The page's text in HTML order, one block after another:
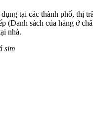
tại các thành phố, thị
(Danh sách của hàng ở
nhà.
sim